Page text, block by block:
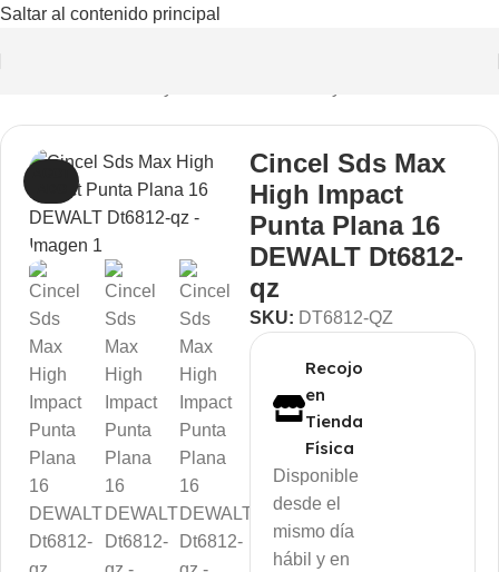
Saltar al contenido principal
Cincel Sds Max
High Impact
Punta Plana 16
DEWALT Dt6812-
qz
SKU: DT6812-QZ
Recojo
en
Tienda
Física
Disponible
desde el
mismo día
hábil y en